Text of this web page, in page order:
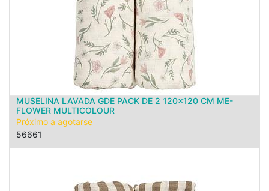
MUSELINA LAVADA GDE PACK DE 2 120x120 CM ME-
FLOWER MULTICOLOUR
Próximo a agotarse
56661